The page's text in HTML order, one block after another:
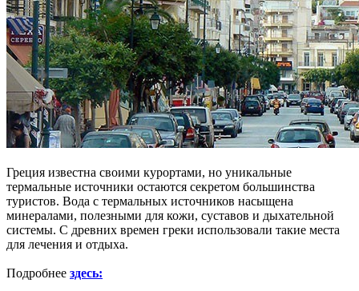
Греция известна своими курортами, но уникальные
термальные источники остаются секретом большинства
туристов. Вода с термальных источников насыщена
минералами, полезными для кожи, суставов и дыхательной
системы. С древних времен греки использовали такие места
для лечения и отдыха.
Подробнее здесь: